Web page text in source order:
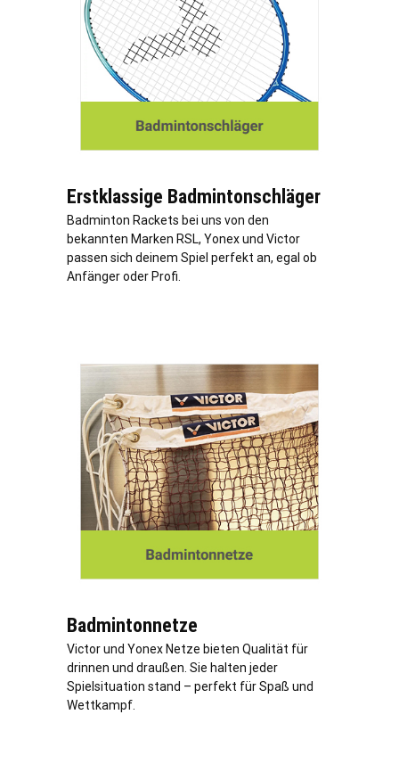
Erstklassige Badmintonschläger
Badminton Rackets bei uns von den
bekannten Marken RSL, Yonex und Victor
passen sich deinem Spiel perfekt an, egal ob
Anfänger oder Profi.
Badmintonnetze
Victor und Yonex Netze bieten Qualität für
drinnen und draußen. Sie halten jeder
Spielsituation stand – perfekt für Spaß und
Wettkampf.